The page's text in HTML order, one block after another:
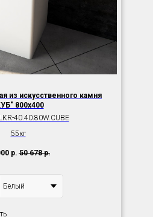
из искусственного камня
800х400
LKR-40.40.80W.CUBE
55кг
р. 50 678 р.
Белый